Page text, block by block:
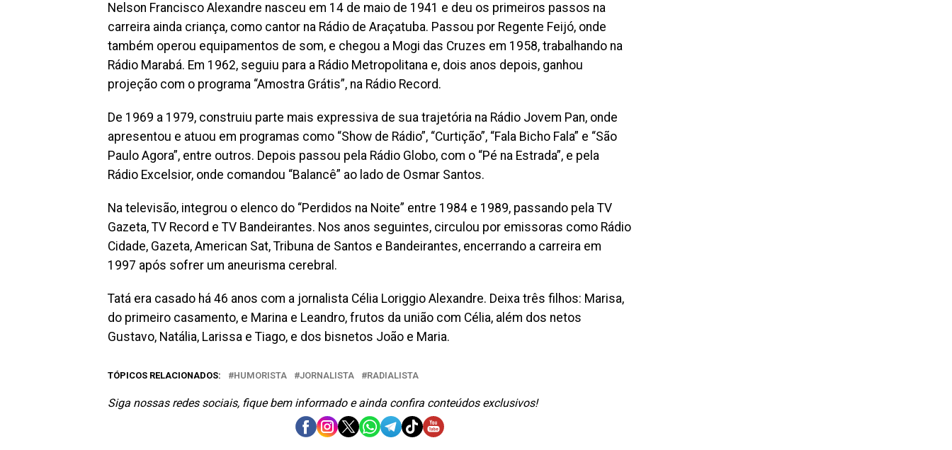
Nelson Francisco Alexandre nasceu em 14 de maio de 1941 e deu os primeiros passos na
carreira ainda criança, como cantor na Rádio de Araçatuba. Passou por Regente Feijó, onde
também operou equipamentos de som, e chegou a Mogi das Cruzes em 1958, trabalhando na
Rádio Marabá. Em 1962, seguiu para a Rádio Metropolitana e, dois anos depois, ganhou
projeção com o programa “Amostra Grátis”, na Rádio Record.
De 1969 a 1979, construiu parte mais expressiva de sua trajetória na Rádio Jovem Pan, onde
apresentou e atuou em programas como “Show de Rádio”, “Curtição”, “Fala Bicho Fala” e “São
Paulo Agora”, entre outros. Depois passou pela Rádio Globo, com o “Pé na Estrada”, e pela
Rádio Excelsior, onde comandou “Balancê” ao lado de Osmar Santos.
Na televisão, integrou o elenco do “Perdidos na Noite” entre 1984 e 1989, passando pela TV
Gazeta, TV Record e TV Bandeirantes. Nos anos seguintes, circulou por emissoras como Rádio
Cidade, Gazeta, American Sat, Tribuna de Santos e Bandeirantes, encerrando a carreira em
1997 após sofrer um aneurisma cerebral.
Tatá era casado há 46 anos com a jornalista Célia Loriggio Alexandre. Deixa três filhos: Marisa,
do primeiro casamento, e Marina e Leandro, frutos da união com Célia, além dos netos
Gustavo, Natália, Larissa e Tiago, e dos bisnetos João e Maria.
TÓPICOS RELACIONADOS: HUMORISTA JORNALISTA RADIALISTA
Siga nossas redes sociais, fique bem informado e ainda confira conteúdos exclusivos!